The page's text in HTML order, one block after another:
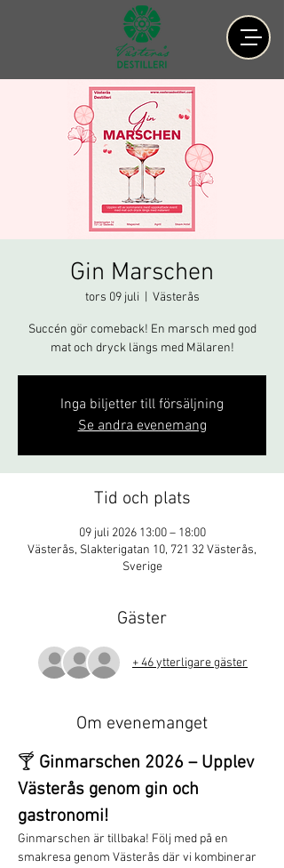
Gin Marschen
tors 09 juli Västerås
Succén gör comeback! En marsch med god
mat och dryck längs med Mälaren!
Inga biljetter till försäljning
Se andra evenemang
Tid och plats
09 juli 2026 13:00 – 18:00
Västerås, Slakterigatan 10, 721 32 Västerås,
Sverige
Gäster
+ 46 ytterligare gäster
Om evenemanget
🍸 Ginmarschen 2026 – Upplev
Västerås genom gin och
gastronomi!
Ginmarschen är tillbaka! Följ med på en
smakresa genom Västerås där vi kombinerar